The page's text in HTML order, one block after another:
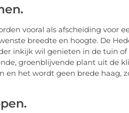
vooral als afscheiding voor
breedte en hoogte. De
inkijk wil genieten in de tuin
groenblijvende plant uit de
en het wordt geen brede haag,